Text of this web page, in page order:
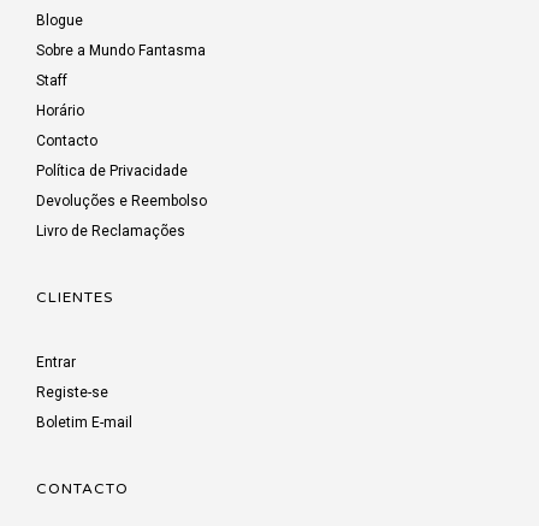
Blogue
Sobre a Mundo Fantasma
Staff
Horário
Contacto
Política de Privacidade
Devoluções e Reembolso
Livro de Reclamações
CLIENTES
Entrar
Registe-se
Boletim E-mail
CONTACTO